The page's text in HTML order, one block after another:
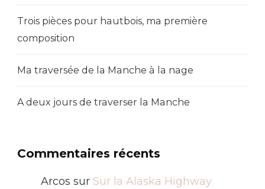
Trois pièces pour hautbois, ma première
composition
Ma traversée de la Manche à la nage
A deux jours de traverser la Manche
Commentaires récents
Arcos sur Sur la Alaska Highway